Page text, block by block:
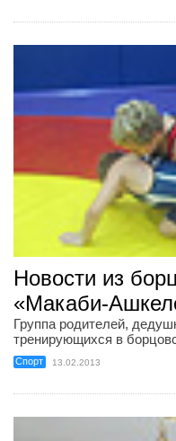
Новости из
«Макаби-
Группа родителей,
тренирующихся в
Спорт 13.02.2013